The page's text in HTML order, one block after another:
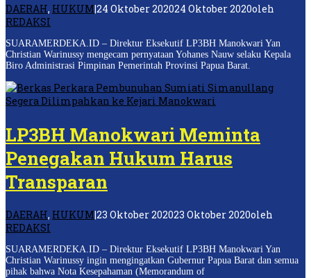
DAERAH, HUKUM|24 Oktober 202024 Oktober 2020oleh
REDAKSI
SUARAMERDEKA.ID – Direktur Eksekutif LP3BH Manokwari Yan
Christian Warinussy mengecam pernyataan Yohanes Nauw selaku Kepala
Biro Administrasi Pimpinan Pemerintah Provinsi Papua Barat.
LP3BH Manokwari Meminta
Penegakan Hukum Harus
Transparan
DAERAH, HUKUM|23 Oktober 202023 Oktober 2020oleh
REDAKSI
SUARAMERDEKA.ID – Direktur Eksekutif LP3BH Manokwari Yan
Christian Warinussy ingin mengingatkan Gubernur Papua Barat dan semua
pihak bahwa Nota Kesepahaman (Memorandum of